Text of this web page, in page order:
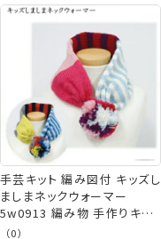
手芸キット 編み図付 キッズし
ましまネックウォーマー
5w0913 編み物 手作りキッ
ト ダルマ 手芸の山久
（0）